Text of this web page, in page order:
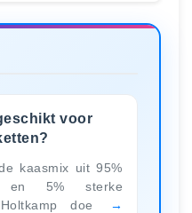
voor
kaasmix uit 95%
en 5% sterke
Holtkamp doe